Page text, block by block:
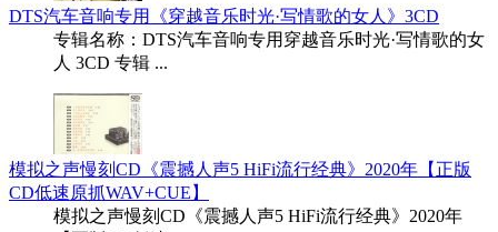
DTS汽车音响专用《穿越音乐时光·写情歌的女人》3CD
专辑名称：DTS汽车音响专用穿越音乐时光·写情歌的女
人 3CD 专辑 ...
模拟之声慢刻CD《震撼人声5 HiFi流行经典》2020年【正版
CD低速原抓WAV+CUE】
模拟之声慢刻CD《震撼人声5 HiFi流行经典》2020年